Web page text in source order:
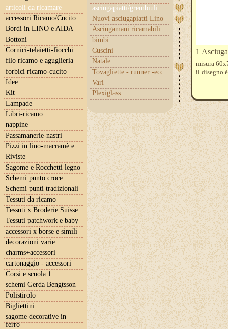
articoli da ricamare
asciugapiatti/grembiuli
Nuovi asciugapiatti Lino
Asciugamani ricamabili
bimbi
Cuscini
Natale
Tovagliette - runner -ecc
Vari
Plexiglass
accessori Ricamo/Cucito
Bordi in LINO e AIDA
Bottoni
Cornici-telaietti-fiocchi
filo ricamo e aguglieria
forbici ricamo-cucito
Idee
Kit
Lampade
Libri-ricamo
nappine
Passamanerie-nastri
Pizzi in lino-macramè e..
Riviste
Sagome e Rocchetti legno
Schemi punto croce
Schemi punti tradizionali
Tessuti da ricamo
Tessuti x Broderie Suisse
Tessuti patchwork e baby
accessori x borse e simili
decorazioni varie
charms+accessori
cartonaggio - accessori
Corsi e scuola 1
schemi Gerda Bengtsson
Polistirolo
Bigliettini
sagome decorative in
ferro
1
misura
il disegno